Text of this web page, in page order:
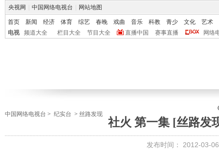
央视网 中国网络电视台 网站地图
首页 新闻 经济 体育 综艺 春晚 戏曲 音乐 科教 青少 文化
艺术
电视
频道大全 栏目大全 节目大全 直播中国 赛事直播 网络
中国网络电视台 > 纪实台 > 丝路发现
社火 第一集 [丝路发
发布时间： 2012-03-